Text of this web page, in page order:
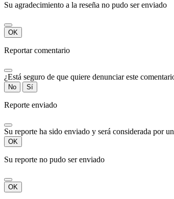
Su agradecimiento a la reseña no pudo ser enviado
OK
Reportar comentario
¿Está seguro de que quiere denunciar este
No Sí
Reporte enviado
Su reporte ha sido enviado y será considerada por
OK
Su reporte no pudo ser enviado
OK